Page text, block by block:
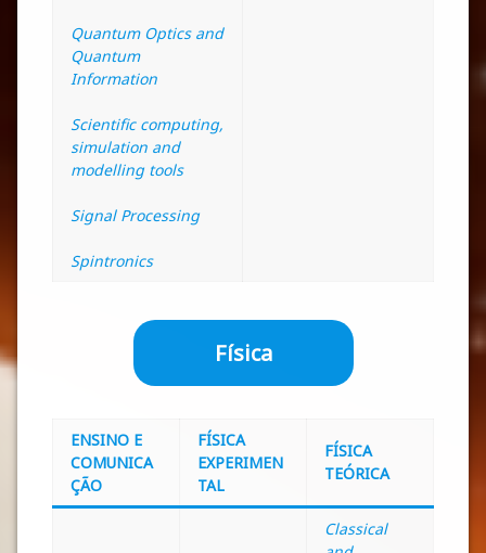
Quantum Optics and
Quantum
Information
Scientific computing,
simulation and
modelling tools
Signal Processing
Spintronics
Física
ENSINO E
COMUNICA
ÇÃO
FÍSICA
EXPERIMEN
TAL
FÍSICA
TEÓRICA
Classical